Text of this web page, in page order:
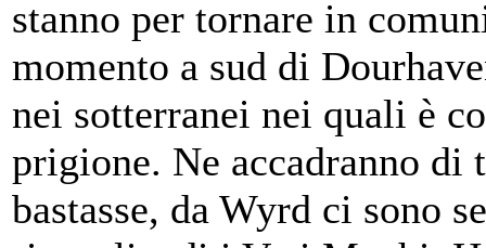
stanno per tornare in
momento a sud di
nei sotterranei nei quali è
prigione. Ne accadranno
bastasse, da Wyrd ci sono